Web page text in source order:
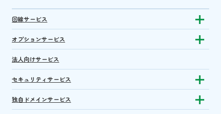
回線サービス Show
オプションサービス Show
法人向けサービス
セキュリティサービス Show
独自ドメインサービス Show